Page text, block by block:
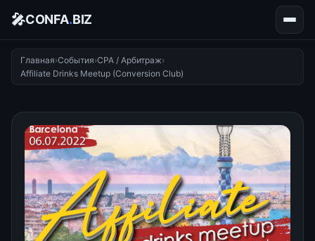
🎤CONFA.BIZ
Главная›События›CPA / Арбитраж›
Affiliate Drinks Meetup (Conversion Club)